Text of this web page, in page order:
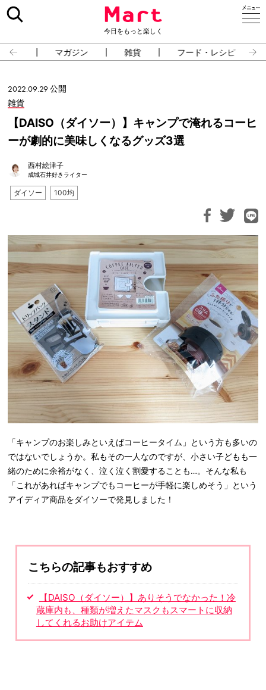
今日をもっと楽しく
占い マガジン 雑貨 フード・レシピ
2022.09.29 公開
雑貨
【DAISO（ダイソー）】キャンプで淹れるコーヒ
ーが劇的に美味しくなるグッズ3選
西村絵津子
成城石井好きライター
ダイソー 100均
「キャンプのお楽しみといえばコーヒータイム」という方も多いの
ではないでしょうか。私もその一人なのですが、小さい子どもも一
緒のために余裕がなく、泣く泣く割愛することも…。そんな私も
「これがあればキャンプでもコーヒーが手軽に楽しめそう」という
アイディア商品をダイソーで発見しました！
こちらの記事もおすすめ
【DAISO（ダイソー）】ありそうでなかった！冷
蔵庫内も、種類が増えたマスクもスマートに収納
してくれるお助けアイテム